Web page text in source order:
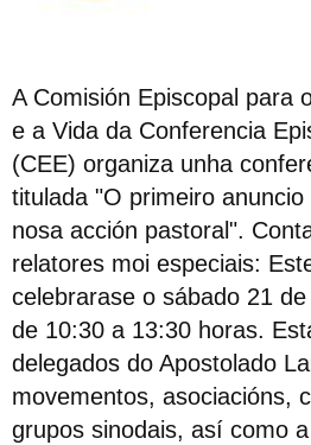
A Comisión Episcopal para
e a Vida da Conferencia
(CEE) organiza unha
titulada "O primeiro
nosa acción pastoral".
relatores moi especiais:
celebrarase o sábado 21
de 10:30 a 13:30 horas.
delegados do Apostolado
movementos, asociacións,
grupos sinodais, así como